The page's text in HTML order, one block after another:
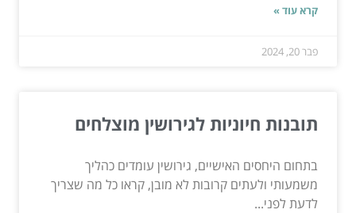
קרא עוד »
פבר 20, 2024
תובנות חיוניות לגירושין מוצלחים
בתחום היחסים האישיים, גירושין עומדים כהליך
משמעותי ולעתים קרובות לא מובן, קראו כל מה שצריך
לדעת לפני...